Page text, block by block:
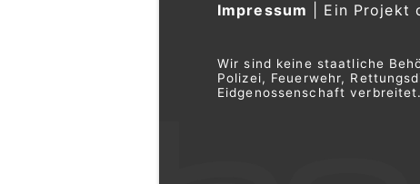
Impressum Ein Projekt
Wir sind keine staatliche
Polizei, Feuerwehr,
Eidgenossenschaft